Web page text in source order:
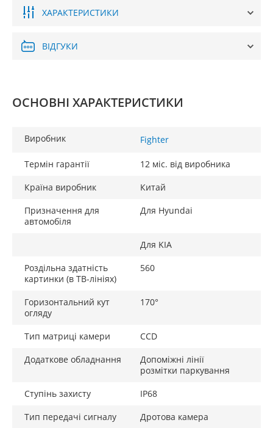
ХАРАКТЕРИСТИКИ
ВІДГУКИ
ОСНОВНІ ХАРАКТЕРИСТИКИ
Виробник Fighter
Термін гарантії
12 міс. від виробника
Країна виробник
Китай
Призначення для
автомобіля
Для Hyundai
Для KIA
Роздільна здатність
картинки (в ТВ-лініях)
560
Горизонтальний кут
огляду
170°
Тип матриці камери
CCD
Додаткове обладнання
Допоміжні лінії
розмітки паркування
Ступінь захисту
IP68
Тип передачі сигналу
Дротова камера